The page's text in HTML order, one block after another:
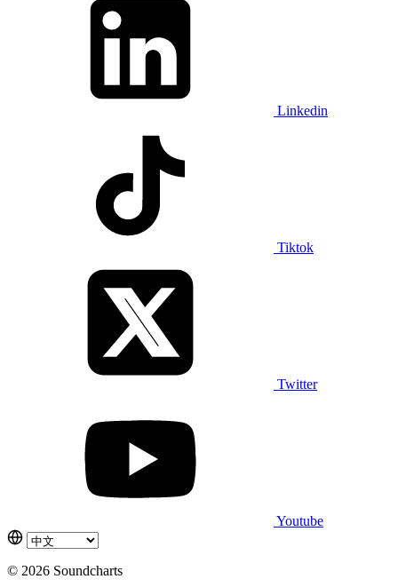
Linkedin
Tiktok
Twitter
Youtube
© 2026 Soundcharts